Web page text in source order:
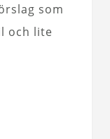
som
och lite